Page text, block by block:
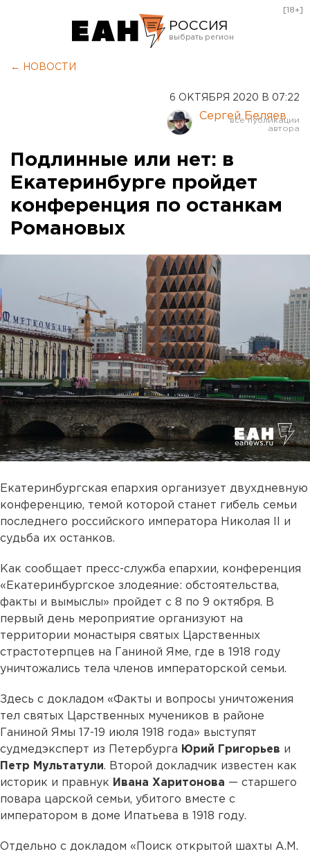
РОССИЯ
Курган
Оренбург
[18+]
← НОВОСТИ
6 ОКТЯБРЯ 2020 В 07:22
Сергей Беляев
Подлинные или нет: в
Екатеринбурге пройдет
конференция по останкам
Романовых
Екатеринбургская епархия организует двухдневную
конференцию, темой которой станет гибель семьи
последнего российского императора Николая II и
судьба их останков.
Как сообщает пресс-служба епархии, конференция
«Екатеринбургское злодеяние: обстоятельства,
факты и вымыслы» пройдет с 8 по 9 октября. В
первый день мероприятие организуют на
территории монастыря святых Царственных
страстотерпцев на Ганиной Яме, где в 1918 году
уничтожались тела членов императорской семьи.
Здесь с докладом «Факты и вопросы уничтожения
тел святых Царственных мучеников в районе
Ганиной Ямы 17-19 июля 1918 года» выступят
судмедэксперт из Петербурга Юрий Григорьев и
Петр Мультатули. Второй докладчик известен как
историк и правнук Ивана Харитонова — старшего
повара царской семьи, убитого вместе с
императором в доме Ипатьева в 1918 году.
Отдельно с докладом «Поиск открытой шахты А.М.